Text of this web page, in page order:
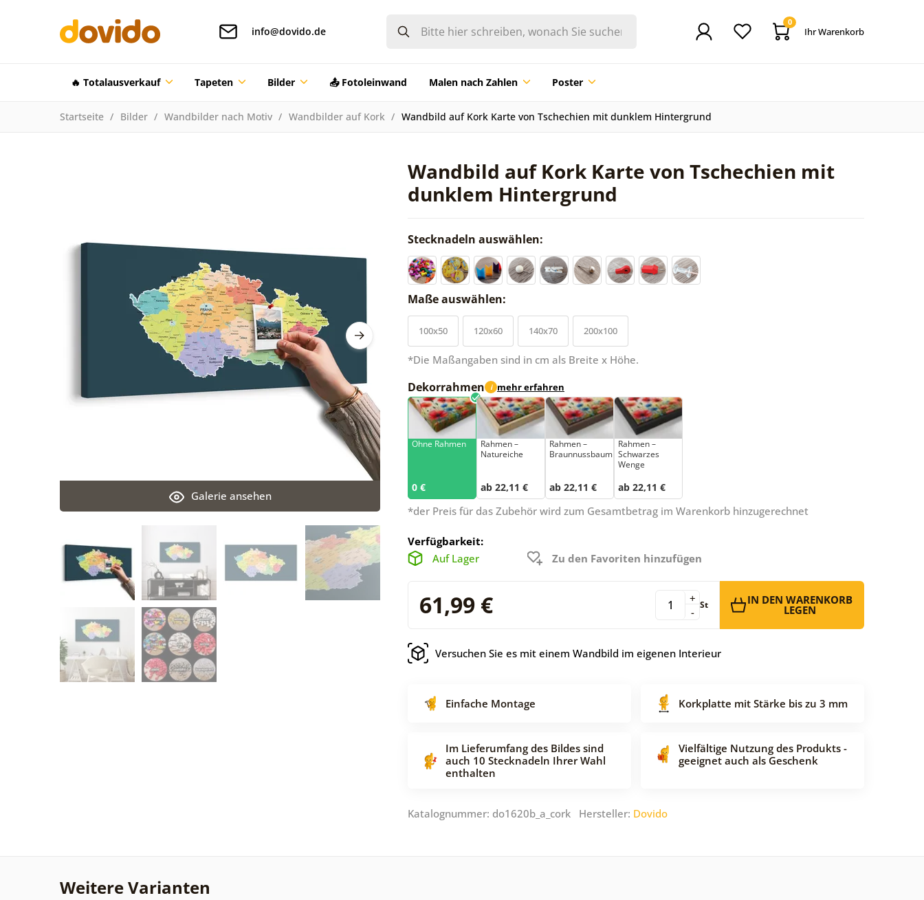
info@dovido.de
0
Ihr Warenkorb
🔥 Totalausverkauf Tapeten Bilder 📤 Fotoleinwand Malen nach Zahlen Poster
Startseite Bilder Wandbilder nach Motiv Wandbilder auf Kork Wandbild auf Kork Karte von Tschechien mit dunklem Hintergrund
Wandbild auf Kork Karte von Tschechien mit
dunklem Hintergrund
Galerie ansehen
Stecknadeln auswählen:
Maße auswählen:
100x50 120x60 140x70 200x100
*Die Maßangaben sind in cm als Breite x Höhe.
Dekorrahmen i mehr erfahren
Ohne Rahmen
0 €
Rahmen –
Natureiche
ab 22,11 €
Rahmen –
Braunnussbaum
ab 22,11 €
Rahmen –
Schwarzes
Wenge
ab 22,11 €
*der Preis für das Zubehör wird zum Gesamtbetrag im Warenkorb hinzugerechnet
Verfügbarkeit:
Auf Lager
Zu den Favoriten hinzufügen
61,99 € -
+ St IN DEN WARENKORB
LEGEN
Versuchen Sie es mit einem Wandbild im eigenen Interieur
Einfache Montage Korkplatte mit Stärke bis zu 3 mm
Im Lieferumfang des Bildes sind
auch 10 Stecknadeln Ihrer Wahl
enthalten
Vielfältige Nutzung des Produkts -
geeignet auch als Geschenk
Katalognummer: do1620b_a_cork Hersteller: Dovido
Weitere Varianten